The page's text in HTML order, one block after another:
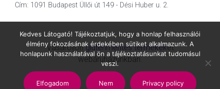
Cím: 1091 Budapest Üllői út 149 - Dési Huber u. 2.
Vásároljongluténmentes termékeket
webáruházunkban.
Kedves Látogató! Tájékoztatjuk, hogy a honlap felhasználói
élmény fokozásának érdekében sütiket alkalmazunk. A
honlapunk használatával ön a tájékoztatásunkat tudomásul
veszi.
Elfogadom Nem Privacy policy